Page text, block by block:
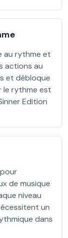
au rythme et
actions au
et débloque
le rythme est
Edition
de musique
niveau
un
dans